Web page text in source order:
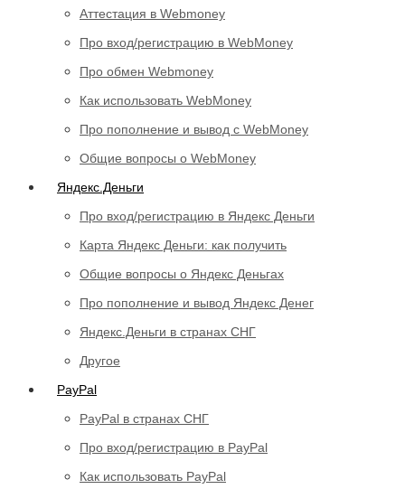
Аттестация в Webmoney
Про вход/регистрацию в WebMoney
Про обмен Webmoney
Как использовать WebMoney
Про пополнение и вывод с WebMoney
Общие вопросы о WebMoney
Яндекс.Деньги
Про вход/регистрацию в Яндекс Деньги
Карта Яндекс Деньги: как получить
Общие вопросы о Яндекс Деньгах
Про пополнение и вывод Яндекс Денег
Яндекс.Деньги в странах СНГ
Другое
PayPal
PayPal в странах СНГ
Про вход/регистрацию в PayPal
Как использовать PayPal